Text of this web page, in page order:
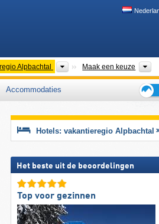
Alpbachtal Toeristische regio's
Maak een keuze
Accommodaties
voor
de
Hotels: vakantieregio Alpbachtal
Het beste uit de beoordelingen
Top voor gezinnen